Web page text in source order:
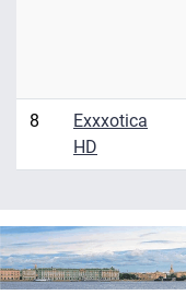
8
Exxxotica
HD